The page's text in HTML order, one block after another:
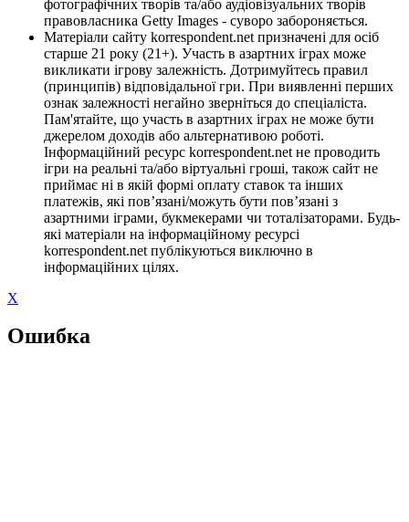
фотографічних творів та/або аудіовізуальних творів
правовласника Getty Images - суворо забороняється.
Матеріали сайту korrespondent.net призначені для осіб
старше 21 року (21+). Участь в азартних іграх може
викликати ігрову залежність. Дотримуйтесь правил
(принципів) відповідальної гри. При виявленні перших
ознак залежності негайно зверніться до спеціаліста.
Пам'ятайте, що участь в азартних іграх не може бути
джерелом доходів або альтернативою роботі.
Інформаційний ресурс korrespondent.net не проводить
ігри на реальні та/або віртуальні гроші, також сайт не
приймає ні в якій формі оплату ставок та інших
платежів, які пов’язані/можуть бути пов’язані з
азартними іграми, букмекерами чи тоталізаторами. Будь-
які матеріали на інформаційному ресурсі
korrespondent.net публікуються виключно в
інформаційних цілях.
X
Ошибка